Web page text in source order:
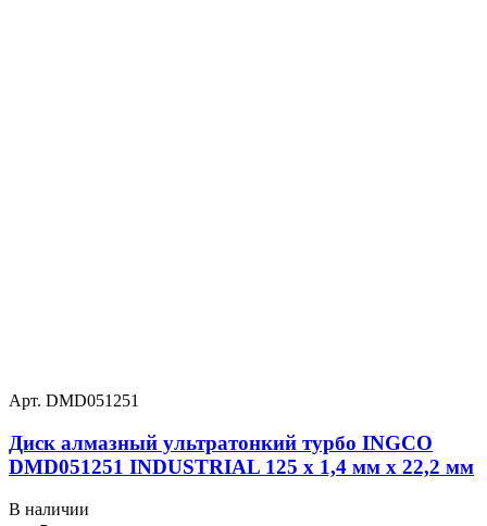
Арт. DMD051251
Диск алмазный ультратонкий турбо INGCO
DMD051251 INDUSTRIAL 125 х 1,4 мм x 22,2 мм
В наличии